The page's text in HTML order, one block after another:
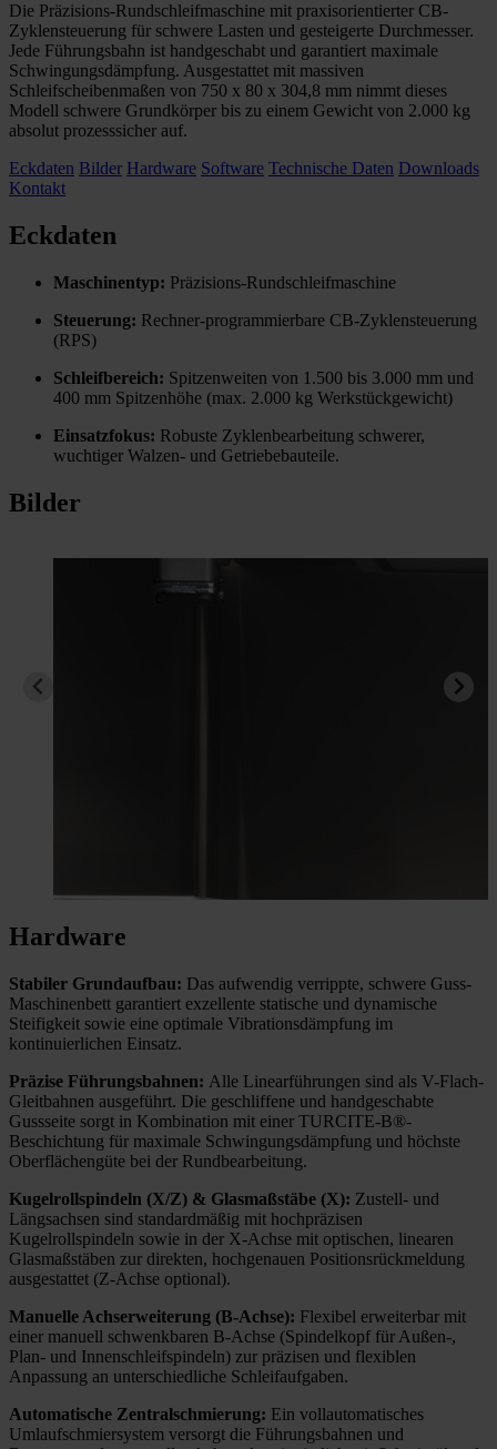
Die Präzisions-Rundschleifmaschine mit praxisorientierter CB-
Zyklensteuerung für schwere Lasten und gesteigerte Durchmesser.
Jede Führungsbahn ist handgeschabt und garantiert maximale
Schwingungsdämpfung. Ausgestattet mit massiven
Schleifscheibenmaßen von 750 x 80 x 304,8 mm nimmt dieses
Modell schwere Grundkörper bis zu einem Gewicht von 2.000 kg
absolut prozesssicher auf.
Eckdaten Bilder Hardware Software Technische Daten Downloads
Kontakt
Eckdaten
Maschinentyp: Präzisions-Rundschleifmaschine
Steuerung: Rechner-programmierbare CB-Zyklensteuerung
(RPS)
Schleifbereich: Spitzenweiten von 1.500 bis 3.000 mm und
400 mm Spitzenhöhe (max. 2.000 kg Werkstückgewicht)
Einsatzfokus: Robuste Zyklenbearbeitung schwerer,
wuchtiger Walzen- und Getriebebauteile.
Bilder
Hardware
Stabiler Grundaufbau: Das aufwendig verrippte, schwere Guss-
Maschinenbett garantiert exzellente statische und dynamische
Steifigkeit sowie eine optimale Vibrationsdämpfung im
kontinuierlichen Einsatz.
Präzise Führungsbahnen: Alle Linearführungen sind als V-Flach-
Gleitbahnen ausgeführt. Die geschliffene und handgeschabte
Gussseite sorgt in Kombination mit einer TURCITE-B®-
Beschichtung für maximale Schwingungsdämpfung und höchste
Oberflächengüte bei der Rundbearbeitung.
Kugelrollspindeln (X/Z) & Glasmaßstäbe (X): Zustell- und
Längsachsen sind standardmäßig mit hochpräzisen
Kugelrollspindeln sowie in der X-Achse mit optischen, linearen
Glasmaßstäben zur direkten, hochgenauen Positionsrückmeldung
ausgestattet (Z-Achse optional).
Manuelle Achserweiterung (B-Achse): Flexibel erweiterbar mit
einer manuell schwenkbaren B-Achse (Spindelkopf für Außen-,
Plan- und Innenschleifspindeln) zur präzisen und flexiblen
Anpassung an unterschiedliche Schleifaufgaben.
Automatische Zentralschmierung: Ein vollautomatisches
Umlaufschmiersystem versorgt die Führungsbahnen und